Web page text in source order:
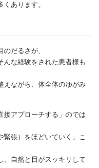
あります。
だるさが、
な経験をされた患者様も
えながら、体全体のゆがみ
接アプローチする」のでは
緊張）をほどいていく」こ
、自然と目がスッキリして